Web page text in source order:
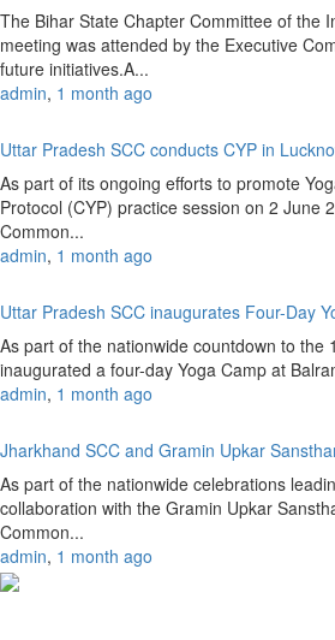
The Bihar State Chapter Committee of the
meeting was attended by the Executive
future initiatives.A...
admin, 1 month ago
Uttar Pradesh SCC conducts CYP in
As part of its ongoing efforts to promote
Protocol (CYP) practice session on 2 June
Common...
admin, 1 month ago
Uttar Pradesh SCC inaugurates Four-Day
As part of the nationwide countdown to the
inaugurated a four-day Yoga Camp at
admin, 1 month ago
Jharkhand SCC and Gramin Upkar
As part of the nationwide celebrations
collaboration with the Gramin Upkar
Common...
admin, 1 month ago